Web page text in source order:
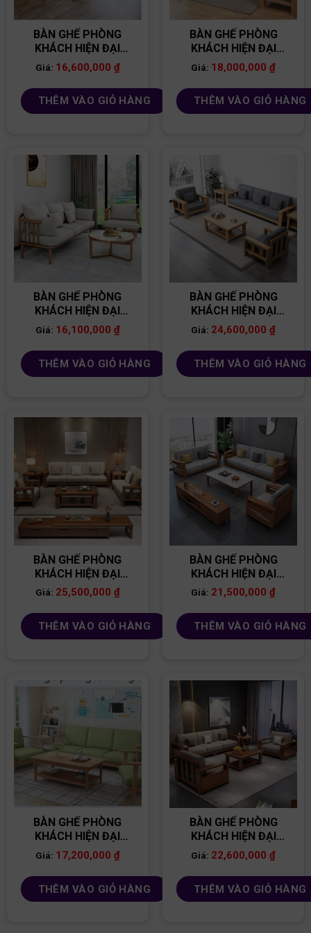
BÀN GHẾ PHÒNG
KHÁCH HIỆN ĐẠI
BG09
Giá: 16,600,000 ₫
THÊM VÀO GIỎ HÀNG
BÀN GHẾ PHÒNG
KHÁCH HIỆN ĐẠI
BG04
Giá: 18,000,000₫
THÊM VÀO GIỎ HÀNG
BÀN GHẾ PHÒNG
KHÁCH HIỆN ĐẠI
BG31
Giá: 16,100,000 ₫
THÊM VÀO GIỎ HÀNG
BÀN GHẾ PHÒNG
KHÁCH HIỆN ĐẠI
BG24
Giá: 24,600,000₫
THÊM VÀO GIỎ HÀNG
BÀN GHẾ PHÒNG
KHÁCH HIỆN ĐẠI
BG28
Giá: 25,500,000 ₫
THÊM VÀO GIỎ HÀNG
BÀN GHẾ PHÒNG
KHÁCH HIỆN ĐẠI
BG35
Giá: 21,500,000₫
THÊM VÀO GIỎ HÀNG
BÀN GHẾ PHÒNG
KHÁCH HIỆN ĐẠI
BG02
Giá: 17,200,000 ₫
THÊM VÀO GIỎ HÀNG
BÀN GHẾ PHÒNG
KHÁCH HIỆN ĐẠI
BG33
Giá: 22,600,000₫
THÊM VÀO GIỎ HÀNG